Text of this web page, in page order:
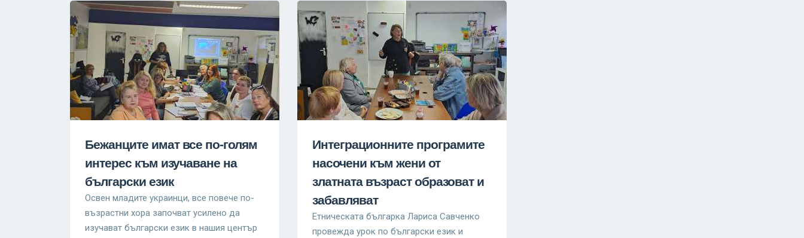
Бежанците имат все по-голям
интерес към изучаване на
български език
Освен младите украинци, все повече по-
възрастни хора започват усилено да
изучават български език в нашия център
Интеграционните програмите
насочени към жени от
златната възраст образоват и
забавляват
Етническата българка Лариса Савченко
провежда урок по български език и